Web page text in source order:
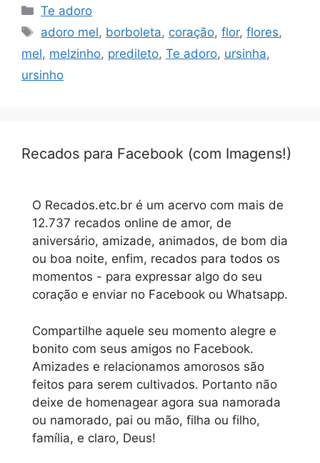
Categorias
Te adoro
Tags
adoro mel, borboleta, coração,flor,flores,
mel, melzinho, predileto, Te adoro, ursinha,
ursinho
Recados para Facebook (com Imagens!)
O Recados.etc.br é um acervo com mais de
12.737 recados online de amor, de
aniversário, amizade, animados, de bom dia
ou boa noite, enfim, recados para todos os
momentos - para expressar algo do seu
coração e enviar no Facebook ou Whatsapp.
Compartilhe aquele seu momento alegre e
bonito com seus amigos no Facebook.
Amizades e relacionamos amorosos são
feitos para serem cultivados. Portanto não
deixe de homenagear agora sua namorada
ou namorado, pai ou mão, filha ou filho,
família, e claro, Deus!